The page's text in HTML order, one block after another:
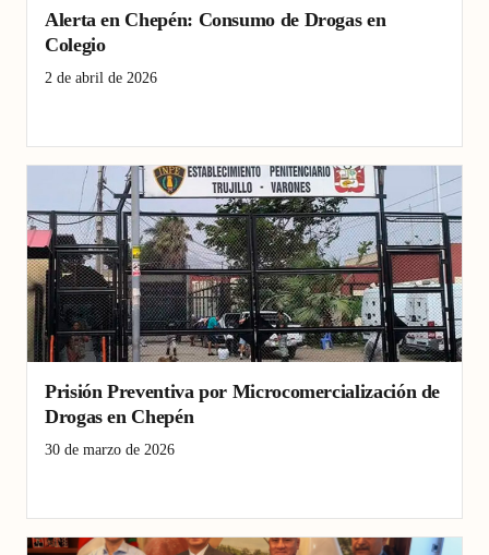
Alerta en Chepén: Consumo de Drogas en
Colegio
2 de abril de 2026
Prisión Preventiva por Microcomercialización de
Drogas en Chepén
30 de marzo de 2026